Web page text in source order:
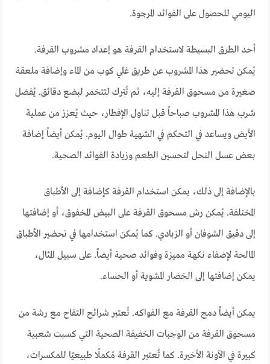
اليومي للحصول على الفوائد المرجوة.
أحد الطرق البسيطة لاستخدام القرفة هو إعداد مشروب القرفة.
يُمكن تحضير هذا المشروب عن طريق غلي كوب من الماء وإضافة ملعقة
صغيرة من مسحوق القرفة إليه، ثم تُترك لتتخمر لبضع دقائق. يُفضل
شرب هذا المشروب صباحاً قبل تناول الإفطار، حيث يُعزز من عملية
الأيض ويساعد في التحكم في الشهية طوال اليوم. يُمكن أيضاً إضافة
بعض عسل النحل لتحسين الطعم وزيادة الفوائد الصحية.
بالإضافة إلى ذلك، يمكن استخدام القرفة كإضافة إلى الأطباق
المختلفة. يُمكن رش مسحوق القرفة على البيض المخفوق، أو إضافتها
إلى دقيق الشوفان أو الزبادي. كما يُمكن استخدامها في تحضير الأطباق
المالحة لإضفاء نكهة مميزة وفوائد صحية أيضاً. على سبيل المثال،
يمكن إضافتها إلى الخضار المشوية أو الحساء.
يمكن أيضاً دمج القرفة مع الفواكه. تُعتبر شرائح التفاح مع رشة من
مسحوق القرفة من الوجبات الخفيفة الصحية التي كسبت شعبية
كبيرة في الآونة الأخيرة. كما تُعتبر القرفة مُكملًا طبيعيًا للمكسرات،